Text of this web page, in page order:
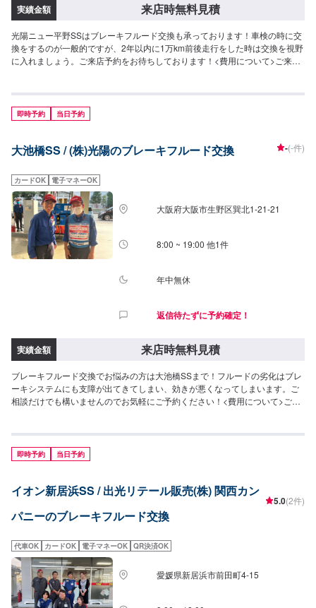
実績金額 来店時無料見積
光陽ニュー平野SSはブレーキフルード交換も承っております！車検の時に交
換をするのが一般的ですが、2年以内に1万km前後走行をした時は交換を視野
に入れましょう。ご来店予約をお待ちしております！<費用について>ご来店
即時予約 当日予約
大池橋SS / (株)光陽のブレーキフルード交換 -(-件)
カードOK 電子マネーOK
大阪府大阪市生野区巽北1-21-21
8:00 ~ 19:00 他1件
年中無休
返信待たずに予約確定！
実績金額 来店時無料見積
ブレーキフルード交換でお悩みの方は大池橋SSまで！フルードの劣化はブレ
ーキシステムにも支障が出てきてしまい、効きが悪くなってしまいます。ご
相談だけでも構いませんのでお気軽にご予約ください！<費用について>ご来
即時予約 当日予約
イオン新居浜SS / 出光リテール販売(株) 関西カン
パニーのブレーキフルード交換
5.0(2件)
代車OK カードOK 電子マネーOK QR決済OK
愛媛県新居浜市前田町4-15